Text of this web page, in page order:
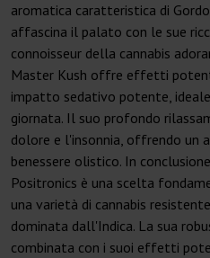
aromatica caratteristica di
affascina il palato con le sue
connoisseur della cannabis
Master Kush offre effetti
impatto sedativo potente,
giornata. Il suo profondo
dolore e l'insonnia, offrendo
benessere olistico. In
Positronics è una scelta
una varietà di cannabis
dominata dall'Indica. La sua
combinata con i suoi effetti